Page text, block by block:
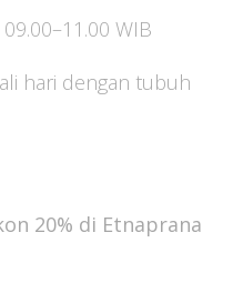
WIB
hari dengan tubuh
20% di Etnaprana